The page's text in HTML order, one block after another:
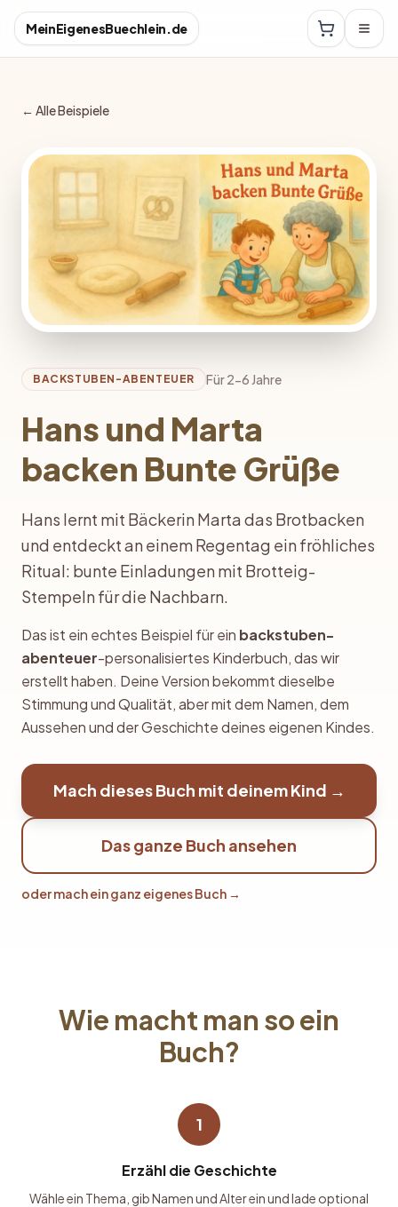
MeinEigenesBuechlein.de
← Alle Beispiele
BACKSTUBEN-ABENTEUER Für 2-6 Jahre
Hans und Marta
backen Bunte Grüße
Hans lernt mit Bäckerin Marta das Brotbacken
und entdeckt an einem Regentag ein fröhliches
Ritual: bunte Einladungen mit Brotteig-
Stempeln für die Nachbarn.
Das ist ein echtes Beispiel für ein backstuben-
abenteuer-personalisiertes Kinderbuch, das wir
erstellt haben. Deine Version bekommt dieselbe
Stimmung und Qualität, aber mit dem Namen, dem
Aussehen und der Geschichte deines eigenen Kindes.
Mach dieses Buch mit deinem Kind →
Das ganze Buch ansehen
oder mach ein ganz eigenes Buch →
Wie macht man so ein
Buch?
1
Erzähl die Geschichte
Wähle ein Thema, gib Namen und Alter ein und lade optional